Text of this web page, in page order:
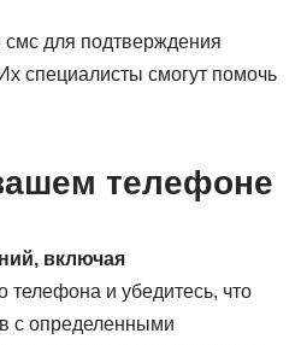
для подтверждения
специалисты смогут помочь
телефоне
включая
и убедитесь, что
с определенными